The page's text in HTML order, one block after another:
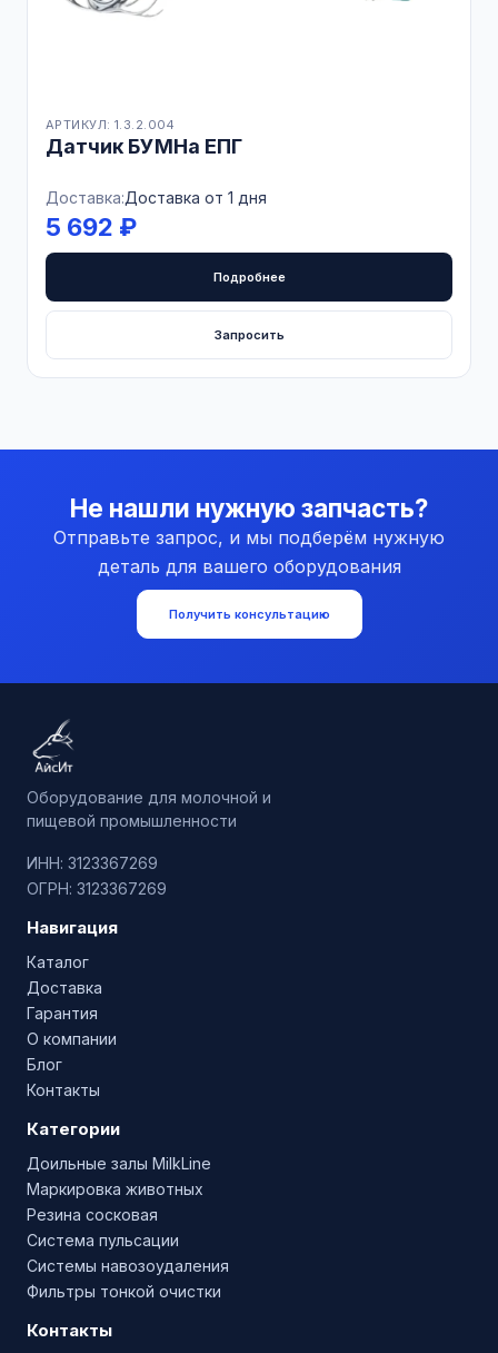
АРТИКУЛ: 1.3.2.004
Датчик БУМНа ЕПГ
Доставка:Доставка от 1 дня
5 692 ₽
Подробнее
Запросить
Не нашли нужную запчасть?
Отправьте запрос, и мы подберём нужную
деталь для вашего оборудования
Получить консультацию
Оборудование для молочной и
пищевой промышленности
ИНН: 3123367269
ОГРН: 3123367269
Навигация
Каталог
Доставка
Гарантия
О компании
Блог
Контакты
Категории
Доильные залы MilkLine
Маркировка животных
Резина сосковая
Система пульсации
Системы навозоудаления
Фильтры тонкой очистки
Контакты